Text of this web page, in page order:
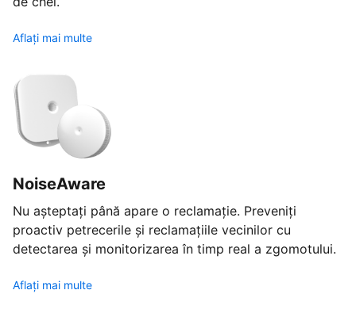
Aflaţi mai multe
NoiseAware
Nu așteptați până apare o reclamație. Preveniți
proactiv petrecerile și reclamațiile vecinilor cu
detectarea și monitorizarea în timp real a zgomotului.
Aflaţi mai multe